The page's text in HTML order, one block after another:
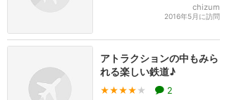
chizum
2016年5月に訪問
アトラクションの中もみら
れる楽しい鉄道♪
★★★★ ★ 2